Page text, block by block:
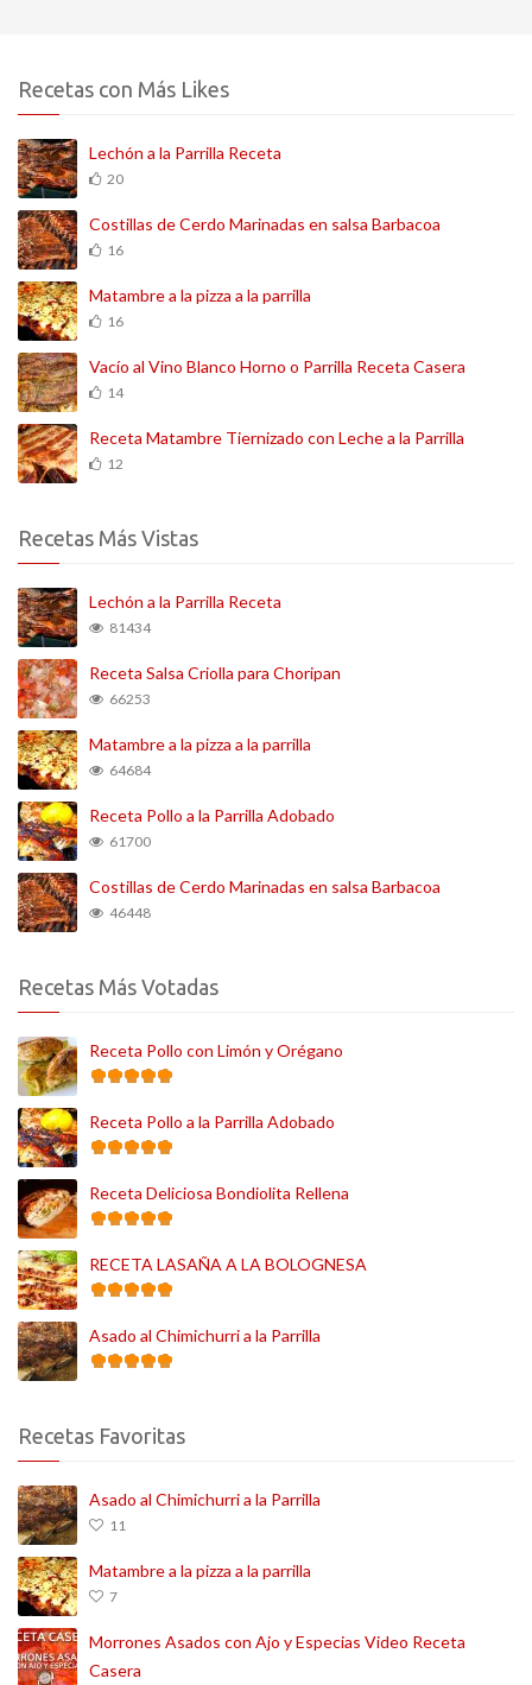
Recetas con Más Likes
Lechón a la Parrilla Receta
20
Costillas de Cerdo Marinadas en salsa Barbacoa
16
Matambre a la pizza a la parrilla
16
Vacío al Vino Blanco Horno o Parrilla Receta Casera
14
Receta Matambre Tiernizado con Leche a la Parrilla
12
Recetas Más Vistas
Lechón a la Parrilla Receta
81434
Receta Salsa Criolla para Choripan
66253
Matambre a la pizza a la parrilla
64684
Receta Pollo a la Parrilla Adobado
61700
Costillas de Cerdo Marinadas en salsa Barbacoa
46448
Recetas Más Votadas
Receta Pollo con Limón y Orégano
Receta Pollo a la Parrilla Adobado
Receta Deliciosa Bondiolita Rellena
RECETA LASAÑA A LA BOLOGNESA
Asado al Chimichurri a la Parrilla
Recetas Favoritas
Asado al Chimichurri a la Parrilla
11
Matambre a la pizza a la parrilla
7
Morrones Asados con Ajo y Especias Video Receta
Casera